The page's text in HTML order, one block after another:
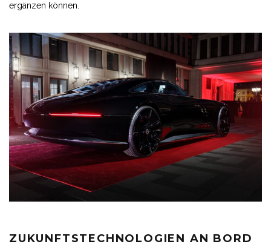
ergänzen können.
ZUKUNFTSTECHNOLOGIEN AN BORD